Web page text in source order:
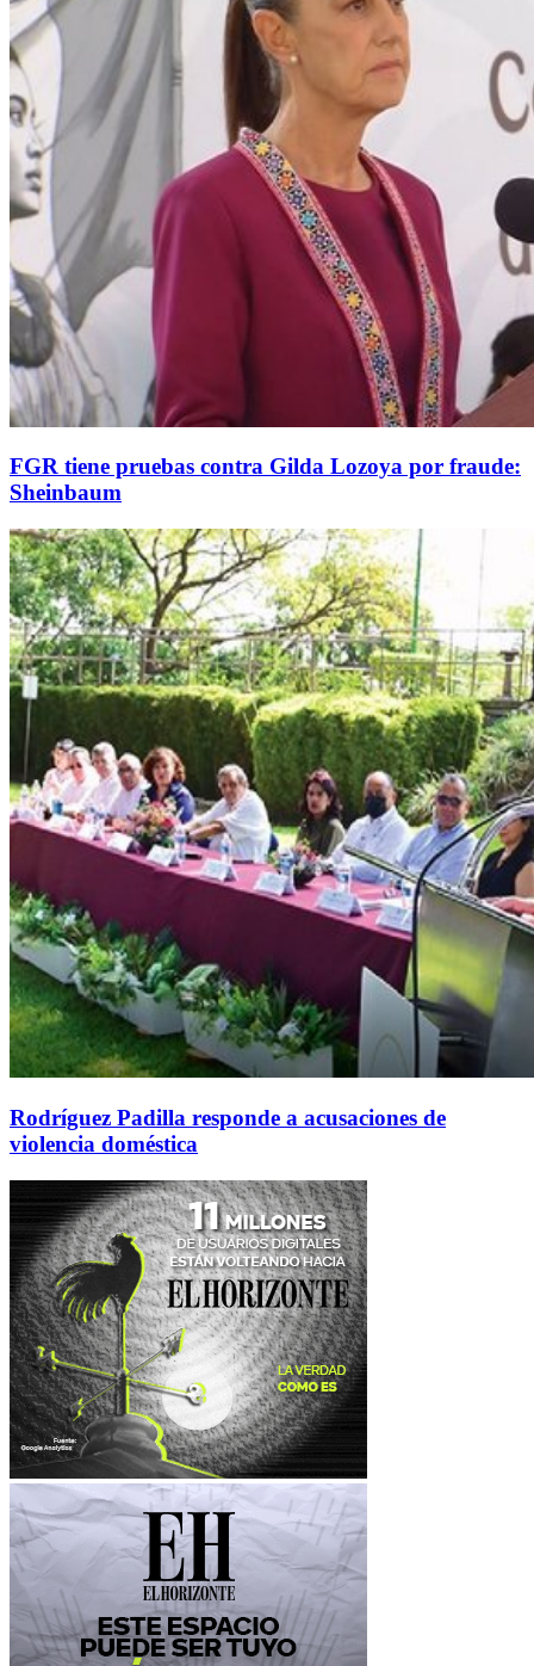
FGR tiene pruebas contra Gilda Lozoya por fraude:
Sheinbaum
Rodríguez Padilla responde a acusaciones de
violencia doméstica